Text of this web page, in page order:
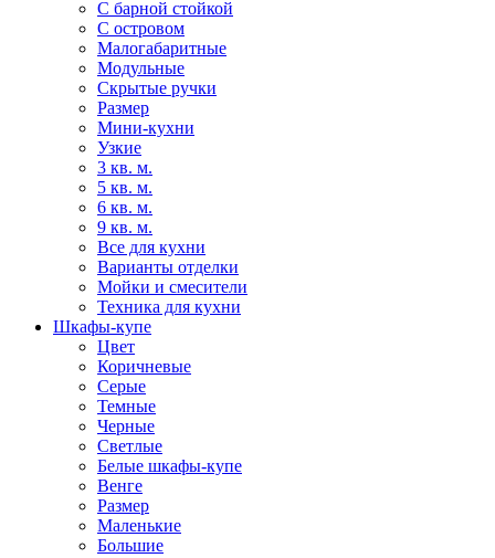
С барной стойкой
С островом
Малогабаритные
Модульные
Скрытые ручки
Размер
Мини-кухни
Узкие
3 кв. м.
5 кв. м.
6 кв. м.
9 кв. м.
Все для кухни
Варианты отделки
Мойки и смесители
Техника для кухни
Шкафы-купе
Цвет
Коричневые
Серые
Темные
Черные
Светлые
Белые шкафы-купе
Венге
Размер
Маленькие
Большие